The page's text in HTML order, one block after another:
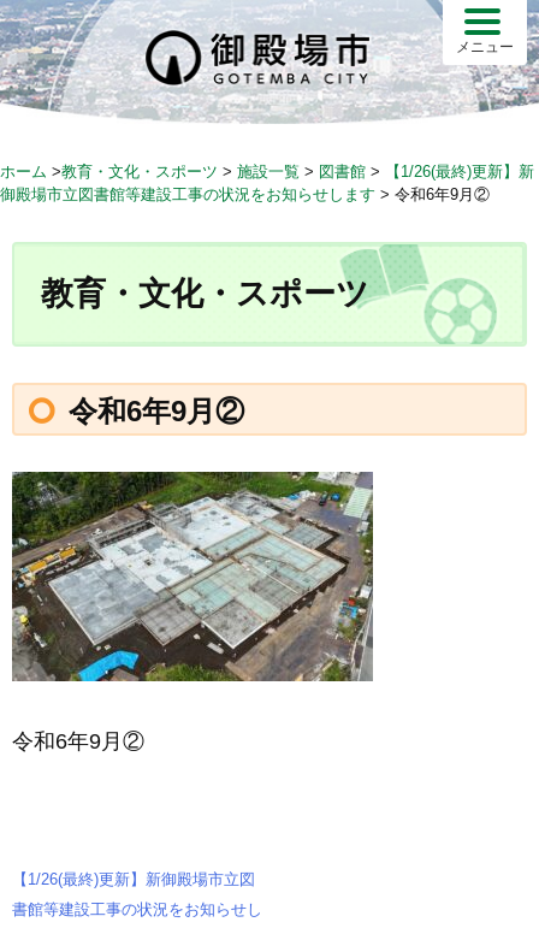
S
k
i
p
c
メニュー
ホーム >教育・文化・スポーツ > 施設一覧 > 図書館 >
【1/26(最終)更新】新
御殿場市立図書館等建設工事の状況をお知らせします > 令和6年9月②
教育・文化・スポーツ
令和6年9月②
令和6年9月②
投
【1/26(最終)更新】新御殿場市立図
書館等建設工事の状況をお知らせし